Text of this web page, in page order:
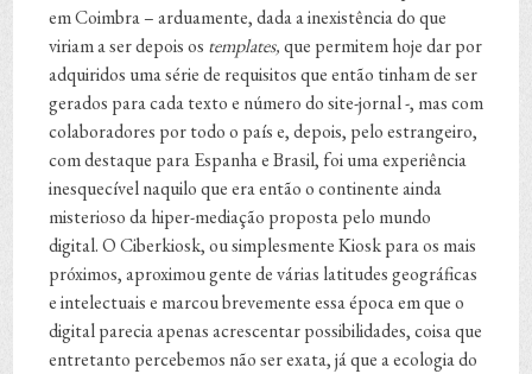
em Coimbra – arduamente, dada a inexistência do que
viriam a ser depois os templates,que permitem hoje dar por
adquiridos uma série de requisitos que então tinham de ser
gerados para cada texto e número do site-jornal -, mas com
colaboradores por todo o país e, depois, pelo estrangeiro,
com destaque para Espanha e Brasil, foi uma experiência
inesquecível naquilo que era então o continente ainda
misterioso da hiper-mediação proposta pelo mundo
digital. O Ciberkiosk, ou simplesmente Kiosk para os mais
próximos, aproximou gente de várias latitudes geográficas
e intelectuais e marcou brevemente essa época em que o
digital parecia apenas acrescentar possibilidades, coisa que
entretanto percebemos não ser exata, já que a ecologia do